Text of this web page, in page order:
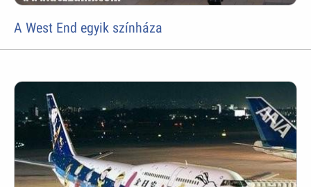
A West End egyik színháza